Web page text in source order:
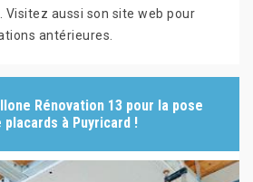
Visitez aussi son site web pour
antérieures.
Rénovation 13 pour la pose
à Puyricard !